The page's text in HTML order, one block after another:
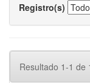
Registro(s)
Resultado 1-1 de